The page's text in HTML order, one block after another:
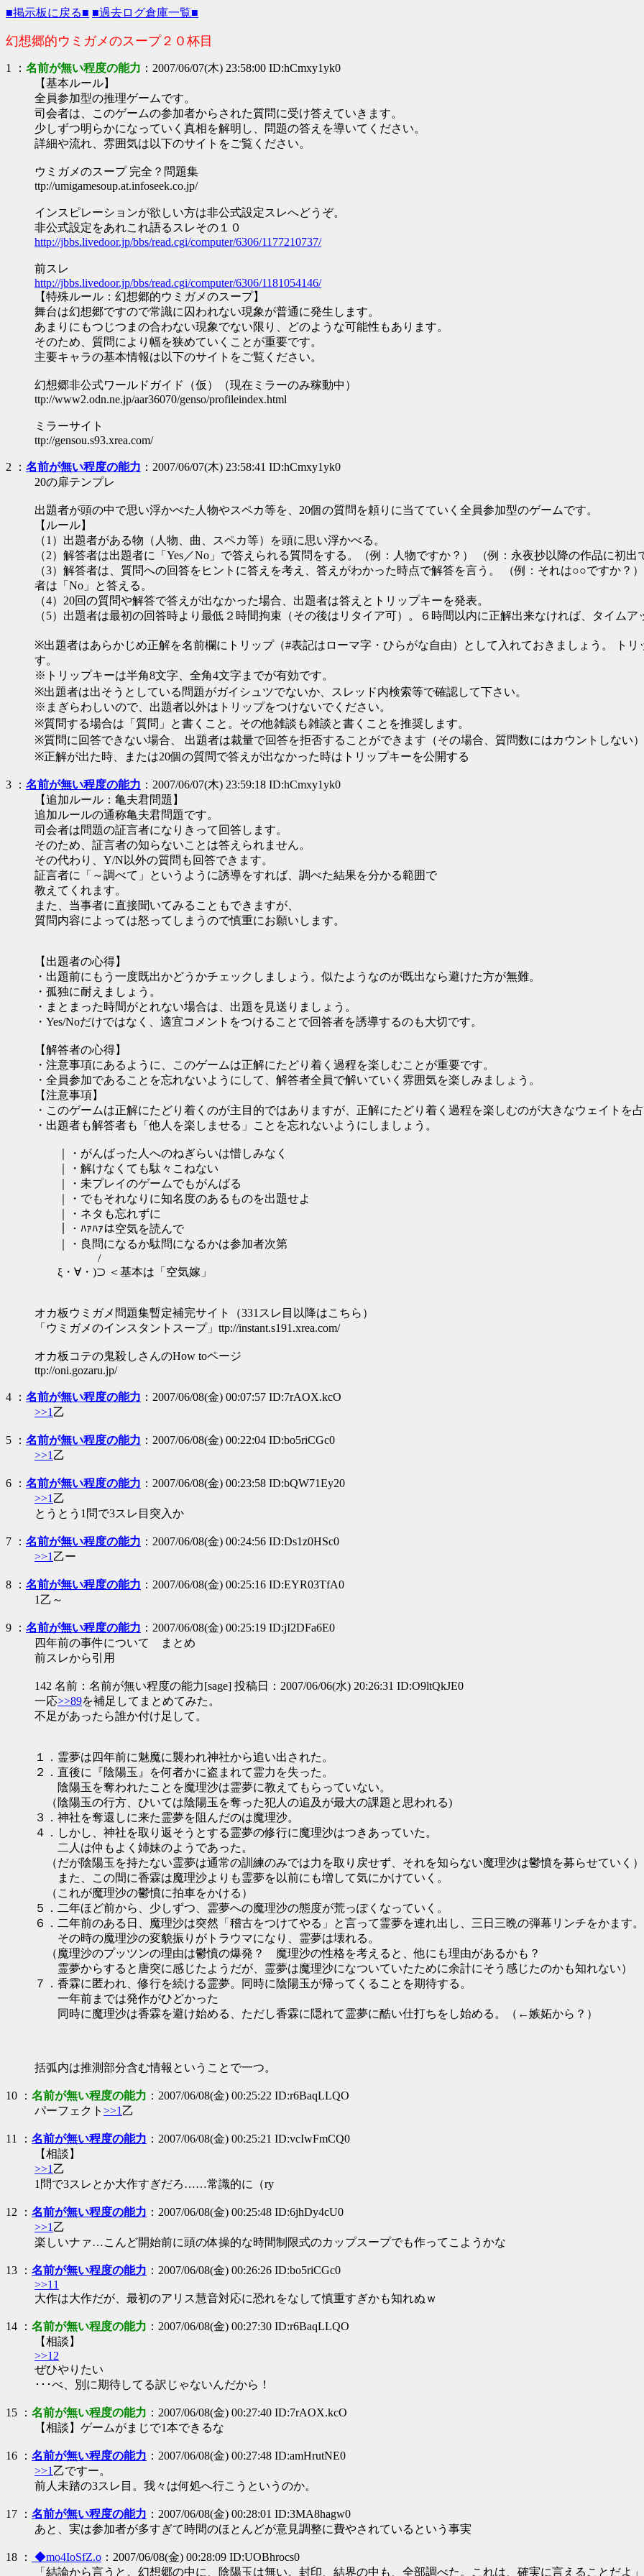
■掲示板に戻る■ ■過去ログ倉庫一覧■
幻想郷的ウミガメのスープ２０杯目
1 ： 名前が無い程度の能力 ：2007/06/07(木) 23:58:00 ID:hCmxy1yk0
【基本ルール】
全員参加型の推理ゲームです。
司会者は、このゲームの参加者からされた質問に受け答えていきます。
少しずつ明らかになっていく真相を解明し、問題の答えを導いてください。
詳細や流れ、雰囲気は以下のサイトをご覧ください。
ウミガメのスープ 完全？問題集
ttp://umigamesoup.at.infoseek.co.jp/
インスピレーションが欲しい方は非公式設定スレへどうぞ。
非公式設定をあれこれ語るスレその１０
http://jbbs.livedoor.jp/bbs/read.cgi/computer/6306/1177210737/
前スレ
http://jbbs.livedoor.jp/bbs/read.cgi/computer/6306/1181054146/
【特殊ルール：幻想郷的ウミガメのスープ】
舞台は幻想郷ですので常識に囚われない現象が普通に発生します。
あまりにもつじつまの合わない現象でない限り、どのような可能性もあります。
そのため、質問により幅を狭めていくことが重要です。
主要キャラの基本情報は以下のサイトをご覧ください。
幻想郷非公式ワールドガイド（仮）（現在ミラーのみ稼動中）
ttp://www2.odn.ne.jp/aar36070/genso/profileindex.html
ミラーサイト
ttp://gensou.s93.xrea.com/
2 ： 名前が無い程度の能力 ：2007/06/07(木) 23:58:41 ID:hCmxy1yk0
20の扉テンプレ
出題者が頭の中で思い浮かべた人物やスペカ等を、20個の質問を頼りに当てていく全員参加型のゲームです。
【ルール】
（1）出題者がある物（人物、曲、スペカ等）を頭に思い浮かべる。
（2）解答者は出題者に「Yes／No」で答えられる質問をする。（例：人物ですか？） （例：永夜抄以降の作品に初出
（3）解答者は、質問への回答をヒントに答えを考え、答えがわかった時点で解答を言う。 （例：それは○○ですか
者は「No」と答える。
（4）20回の質問や解答で答えが出なかった場合、出題者は答えとトリップキーを発表。
（5）出題者は最初の回答時より最低２時間拘束（その後はリタイア可）。６時間以内に正解出来なければ、タイム
※出題者はあらかじめ正解を名前欄にトリップ（#表記はローマ字・ひらがな自由）として入れておきましょう。 ト
す。
※トリップキーは半角8文字、全角4文字までが有効です。
※出題者は出そうとしている問題がガイシュツでないか、スレッド内検索等で確認して下さい。
※まぎらわしいので、出題者以外はトリップをつけないでください。
※質問する場合は「質問」と書くこと。その他雑談も雑談と書くことを推奨します。
※質問に回答できない場合、 出題者は裁量で回答を拒否することができます（その場合、質問数にはカウントしない）
※正解が出た時、または20個の質問で答えが出なかった時はトリップキーを公開する
3 ： 名前が無い程度の能力 ：2007/06/07(木) 23:59:18 ID:hCmxy1yk0
【追加ルール：亀夫君問題】
追加ルールの通称亀夫君問題です。
司会者は問題の証言者になりきって回答します。
そのため、証言者の知らないことは答えられません。
その代わり、Y/N以外の質問も回答できます。
証言者に「～調べて」というように誘導をすれば、調べた結果を分かる範囲で
教えてくれます。
また、当事者に直接聞いてみることもできますが、
質問内容によっては怒ってしまうので慎重にお願いします。
【出題者の心得】
・出題前にもう一度既出かどうかチェックしましょう。似たようなのが既出なら避けた方が無難。
・孤独に耐えましょう。
・まとまった時間がとれない場合は、出題を見送りましょう。
・Yes/Noだけではなく、適宜コメントをつけることで回答者を誘導するのも大切です。
【解答者の心得】
・注意事項にあるように、このゲームは正解にたどり着く過程を楽しむことが重要です。
・全員参加であることを忘れないようにして、解答者全員で解いていく雰囲気を楽しみましょう。
【注意事項】
・このゲームは正解にたどり着くのが主目的ではありますが、正解にたどり着く過程を楽しむのが大きなウェイトを
・出題者も解答者も「他人を楽しませる」ことを忘れないようにしましょう。
｜・がんばった人へのねぎらいは惜しみなく
｜・解けなくても駄々こねない
｜・未プレイのゲームでもがんばる
｜・でもそれなりに知名度のあるものを出題せよ
｜・ネタも忘れずに
｜・ﾊｧﾊｧは空気を読んで
｜・良問になるか駄問になるかは参加者次第
/
ξ・∀・)⊃ ＜基本は「空気嫁」
オカ板ウミガメ問題集暫定補完サイト（331スレ目以降はこちら）
「ウミガメのインスタントスープ」ttp://instant.s191.xrea.com/
オカ板コテの鬼殺しさんのHow toページ
ttp://oni.gozaru.jp/
4 ： 名前が無い程度の能力 ：2007/06/08(金) 00:07:57 ID:7rAOX.kcO
>>1 乙
5 ： 名前が無い程度の能力 ：2007/06/08(金) 00:22:04 ID:bo5riCGc0
>>1 乙
6 ： 名前が無い程度の能力 ：2007/06/08(金) 00:23:58 ID:bQW71Ey20
>>1 乙
とうとう1問で3スレ目突入か
7 ： 名前が無い程度の能力 ：2007/06/08(金) 00:24:56 ID:Ds1z0HSc0
>>1 乙ー
8 ： 名前が無い程度の能力 ：2007/06/08(金) 00:25:16 ID:EYR03TfA0
1乙～
9 ： 名前が無い程度の能力 ：2007/06/08(金) 00:25:19 ID:jI2DFa6E0
四年前の事件について まとめ
前スレから引用
142 名前：名前が無い程度の能力[sage] 投稿日：2007/06/06(水) 20:26:31 ID:O9ltQkJE0
一応>>89を補足してまとめてみた。
不足があったら誰か付け足して。
１．霊夢は四年前に魅魔に襲われ神社から追い出された。
２．直後に『陰陽玉』を何者かに盗まれて霊力を失った。
陰陽玉を奪われたことを魔理沙は霊夢に教えてもらっていない。
（陰陽玉の行方、ひいては陰陽玉を奪った犯人の追及が最大の課題と思われる)
３．神社を奪還しに来た霊夢を阻んだのは魔理沙。
４．しかし、神社を取り返そうとする霊夢の修行に魔理沙はつきあっていた。
二人は仲もよく姉妹のようであった。
（だが陰陽玉を持たない霊夢は通常の訓練のみでは力を取り戻せず、それを知らない魔理沙は鬱憤を募らせていく）
また、この間に香霖は魔理沙よりも霊夢を以前にも増して気にかけていく。
（これが魔理沙の鬱憤に拍車をかける）
５．二年ほど前から、少しずつ、霊夢への魔理沙の態度が荒っぽくなっていく。
６．二年前のある日、魔理沙は突然「稽古をつけてやる」と言って霊夢を連れ出し、三日三晩の弾幕リンチをかます。
その時の魔理沙の変貌振りがトラウマになり、霊夢は壊れる。
（魔理沙のプッツンの理由は鬱憤の爆発？ 魔理沙の性格を考えると、他にも理由があるかも？
霊夢からすると唐突に感じたようだが、霊夢は魔理沙になついていたために余計にそう感じたのかも知れない）
７．香霖に匿われ、修行を続ける霊夢。同時に陰陽玉が帰ってくることを期待する。
一年前までは発作がひどかった
同時に魔理沙は香霖を避け始める、ただし香霖に隠れて霊夢に酷い仕打ちをし始める。（←嫉妬から？）
括弧内は推測部分含む情報ということで一つ。
10 ： 名前が無い程度の能力 ：2007/06/08(金) 00:25:22 ID:r6BaqLLQO
パーフェクト >>1 乙
11 ： 名前が無い程度の能力 ：2007/06/08(金) 00:25:21 ID:vcIwFmCQ0
【相談】
>>1 乙
1問で3スレとか大作すぎだろ……常識的に（ry
12 ： 名前が無い程度の能力 ：2007/06/08(金) 00:25:48 ID:6jhDy4cU0
>>1 乙
楽しいナァ…こんど開始前に頭の体操的な時間制限式のカップスープでも作ってこようかな
13 ： 名前が無い程度の能力 ：2007/06/08(金) 00:26:26 ID:bo5riCGc0
>>11
大作は大作だが、最初のアリス慧音対応に恐れをなして慎重すぎかも知れぬｗ
14 ： 名前が無い程度の能力 ：2007/06/08(金) 00:27:30 ID:r6BaqLLQO
【相談】
>>12
ぜひやりたい
･･･べ、別に期待してる訳じゃないんだから！
15 ： 名前が無い程度の能力 ：2007/06/08(金) 00:27:40 ID:7rAOX.kcO
【相談】ゲームがまじで1本できるな
16 ： 名前が無い程度の能力 ：2007/06/08(金) 00:27:48 ID:amHrutNE0
>>1 乙ですー。
前人未踏の3スレ目。我々は何処へ行こうというのか。
17 ： 名前が無い程度の能力 ：2007/06/08(金) 00:28:01 ID:3MA8hagw0
あと、実は参加者が多すぎて時間のほとんどが意見調整に費やされているという事実
18 ： ◆mo4IoSfZ.o ：2007/06/08(金) 00:28:09 ID:UOBhrocs0
「結論から言うと。幻想郷の中に、陰陽玉は無い。封印、結界の中も、全部調べた。これは、確実に言えることだよ」